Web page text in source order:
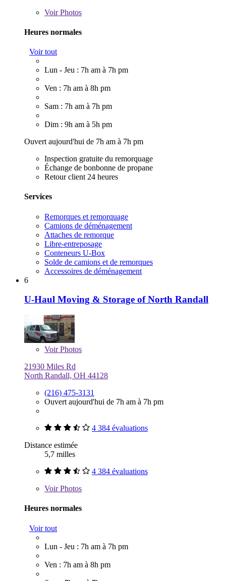
VoirPhotos
Heures normales
Voir tout
Lun - Jeu : 7h am à 7h pm
Ven : 7h am à 8h pm
Sam : 7h am à 7h pm
Dim : 9h am à 5h pm
Ouvert aujourd'hui de 7h am à 7h pm
Inspection gratuite du remorquage
Échange de bonbonne de propane
Retour client 24 heures
Services
Remorques et remorquage
Camions de déménagement
Attaches de remorque
Libre-entreposage
Conteneurs U-Box
Solde de camions et de remorques
Accessoires de déménagement
6
U-Haul Moving & Storage of North Randall
VoirPhotos
21930 Miles Rd
North Randall, OH 44128
(216) 475-3131
Ouvert aujourd'hui de 7h am à 7h pm
4 384 évaluations
Distance estimée
5,7 milles
4 384 évaluations
VoirPhotos
Heures normales
Voir tout
Lun - Jeu : 7h am à 7h pm
Ven : 7h am à 8h pm